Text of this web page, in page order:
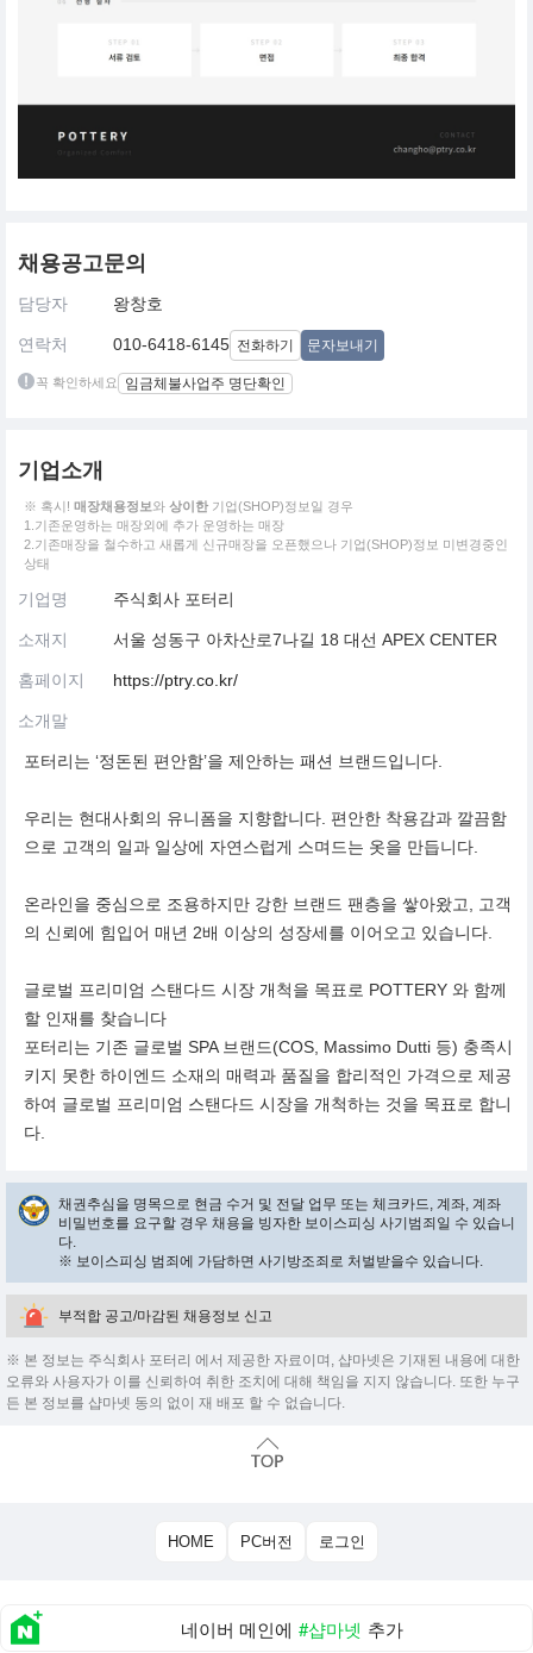
채용공고문의
담당자 왕창호
연락처 010-6418-6145 전화하기 문자보내기
꼭 확인하세요 임금체불사업주 명단확인
기업소개
※ 혹시! 매장채용정보와 상이한 기업(SHOP)정보일 경우
1.기존운영하는 매장외에 추가 운영하는 매장
2.기존매장을 철수하고 새롭게 신규매장을 오픈했으나 기업(SHOP)정보 미변경중인
상태
기업명 주식회사 포터리
소재지 서울 성동구 아차산로7나길 18 대선 APEX CENTER
홈페이지 https://ptry.co.kr/
소개말
포터리는 ‘정돈된 편안함’을 제안하는 패션 브랜드입니다.
우리는 현대사회의 유니폼을 지향합니다. 편안한 착용감과 깔끔함
으로 고객의 일과 일상에 자연스럽게 스며드는 옷을 만듭니다.
온라인을 중심으로 조용하지만 강한 브랜드 팬층을 쌓아왔고, 고객
의 신뢰에 힘입어 매년 2배 이상의 성장세를 이어오고 있습니다.
글로벌 프리미엄 스탠다드 시장 개척을 목표로 POTTERY 와 함께
할 인재를 찾습니다
포터리는 기존 글로벌 SPA 브랜드(COS, Massimo Dutti 등) 충족시
키지 못한 하이엔드 소재의 매력과 품질을 합리적인 가격으로 제공
하여 글로벌 프리미엄 스탠다드 시장을 개척하는 것을 목표로 합니
다.
채권추심을 명목으로 현금 수거 및 전달 업무 또는 체크카드, 계좌, 계좌
비밀번호를 요구할 경우 채용을 빙자한 보이스피싱 사기범죄일 수 있습니
다.
※ 보이스피싱 범죄에 가담하면 사기방조죄로 처벌받을수 있습니다.
부적합 공고/마감된 채용정보 신고
※ 본 정보는 주식회사 포터리 에서 제공한 자료이며, 샵마넷은 기재된 내용에 대한
오류와 사용자가 이를 신뢰하여 취한 조치에 대해 책임을 지지 않습니다. 또한 누구
든 본 정보를 샵마넷 동의 없이 재 배포 할 수 없습니다.
HOME PC버전 로그인
네이버 메인에 #샵마넷 추가